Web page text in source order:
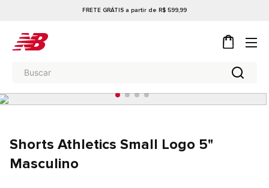
FRETE GRÁTIS a partir de R$ 599,99
Shorts Athletics Small Logo 5"
Masculino